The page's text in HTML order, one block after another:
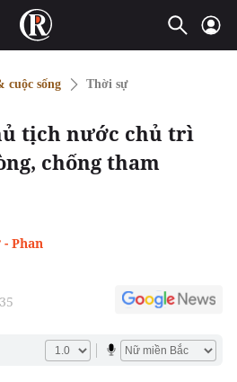
cuộc sống Thời sự
tịch nước chủ trì
chống tham
Phan